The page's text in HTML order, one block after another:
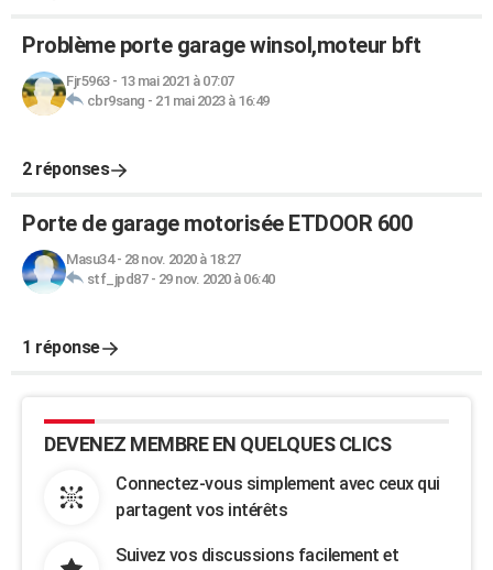
Problème porte garage winsol,moteur bft
Fjr5963- 13 mai 2021 à 07:07
cbr9sang - 21 mai 2023 à 16:49
2 réponses
Porte de garage motorisée ETDOOR 600
Masu34- 28 nov. 2020 à 18:27
stf_jpd87- 29 nov. 2020 à 06:40
1 réponse
DEVENEZ MEMBRE EN QUELQUES CLICS
Connectez-vous simplement avec ceux qui
partagent vos intérêts
Suivez vos discussions facilement et